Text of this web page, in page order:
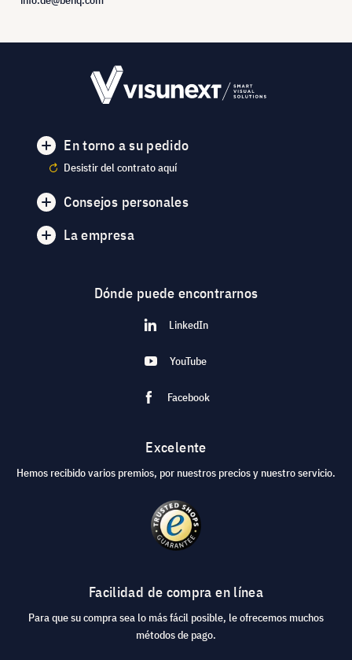
En torno a su pedido
Desistir del contrato aquí
Consejos personales
La empresa
Dónde puede encontrarnos
LinkedIn
YouTube
Facebook
Excelente
Hemos recibido varios premios, por nuestros precios y nuestro servicio.
Facilidad de compra en línea
Para que su compra sea lo más fácil posible, le ofrecemos muchos
métodos de pago.